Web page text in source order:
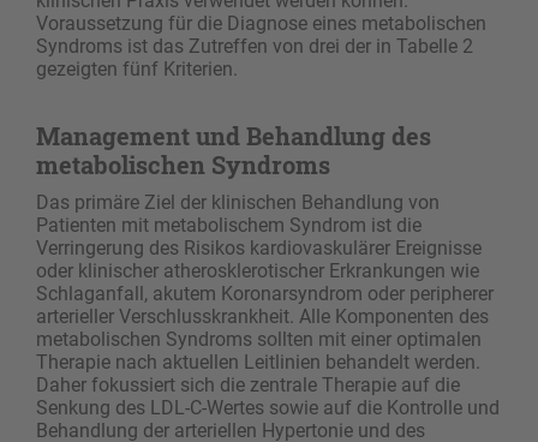
Voraussetzung für die Diagnose eines metabolischen
Syndroms ist das Zutreffen von drei der in Tabelle 2
gezeigten fünf Kriterien.
Management und Behandlung des
metabolischen Syndroms
Das primäre Ziel der klinischen Behandlung von
Patienten mit metabolischem Syndrom ist die
Verringerung des Risikos kardiovaskulärer Ereignisse
oder klinischer atherosklerotischer Erkrankungen wie
Schlaganfall, akutem Koronarsyndrom oder peripherer
arterieller Verschlusskrankheit. Alle Komponenten des
metabolischen Syndroms sollten mit einer optimalen
Therapie nach aktuellen Leitlinien behandelt werden.
Daher fokussiert sich die zentrale Therapie auf die
Senkung des LDL-C-Wertes sowie auf die Kontrolle und
Behandlung der arteriellen Hypertonie und des